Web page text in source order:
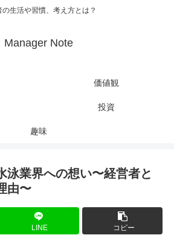
の生活や習慣、考え方とは？
Manager Note
価値観
投資
趣味
泳業界への想い〜経営者と
由〜
LINE コピー